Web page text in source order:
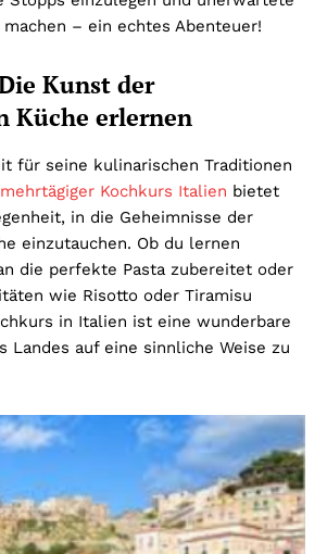
– ein echtes Abenteuer!
Kunst der
Küche erlernen
für seine kulinarischen Traditionen
mehrtägiger Kochkurs Italien bietet
in die Geheimnisse der
einzutauchen. Ob du lernen
die perfekte Pasta zubereitet oder
wie Risotto oder Tiramisu
in Italien ist eine wunderbare
Landes auf eine sinnliche Weise zu